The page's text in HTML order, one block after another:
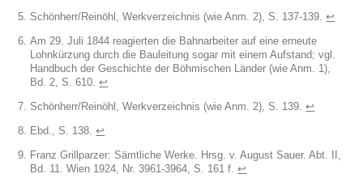
Schönherr/Reinöhl, Werkverzeichnis (wie Anm. 2), S. 137-139.↩︎
Am 29. Juli 1844 reagierten die Bahnarbeiter auf eine erneute
Lohnkürzung durch die Bauleitung sogar mit einem Aufstand; vgl.
Handbuch der Geschichte der Böhmischen Länder (wie Anm. 1),
Bd. 2, S. 610.↩︎
Schönherr/Reinöhl, Werkverzeichnis (wie Anm. 2), S. 139.↩︎
Ebd., S. 138.↩︎
Franz Grillparzer: Sämtliche Werke. Hrsg. v. August Sauer. Abt. II,
Bd. 11. Wien 1924, Nr. 3961-3964, S. 161 f.↩︎